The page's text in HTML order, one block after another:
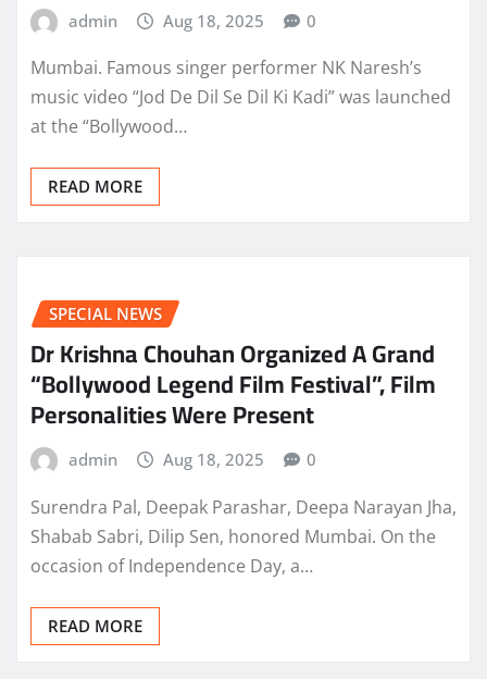
admin Aug 18, 2025 0
Mumbai. Famous singer performer NK Naresh’s
music video “Jod De Dil Se Dil Ki Kadi” was launched
at the “Bollywood…
READ MORE
SPECIAL NEWS
Dr Krishna Chouhan Organized A Grand
“Bollywood Legend Film Festival”, Film
Personalities Were Present
admin Aug 18, 2025 0
Surendra Pal, Deepak Parashar, Deepa Narayan Jha,
Shabab Sabri, Dilip Sen, honored Mumbai. On the
occasion of Independence Day, a…
READ MORE